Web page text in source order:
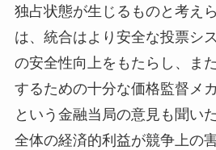
独占状態が生じるものと考え
は、統合はより安全な投票シ
の安全性向上をもたらし、ま
するための十分な価格監督メ
という金融当局の意見も聞い
全体の経済的利益が競争上の